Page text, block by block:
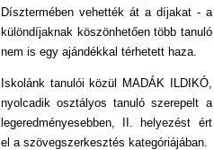
Dísztermében vehették át a díjakat - a
különdíjaknak köszönhetően több tanuló
nem is egy ajándékkal térhetett haza.
Iskolánk tanulói közül MADÁK ILDIKÓ,
nyolcadik osztályos tanuló szerepelt a
legeredményesebben, II. helyezést ért
el a szövegszerkesztés kategóriájában.